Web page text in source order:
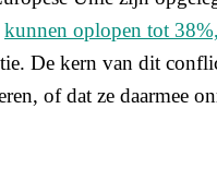
kunnen oplopen tot 38%,
De kern van dit
of dat ze daarmee